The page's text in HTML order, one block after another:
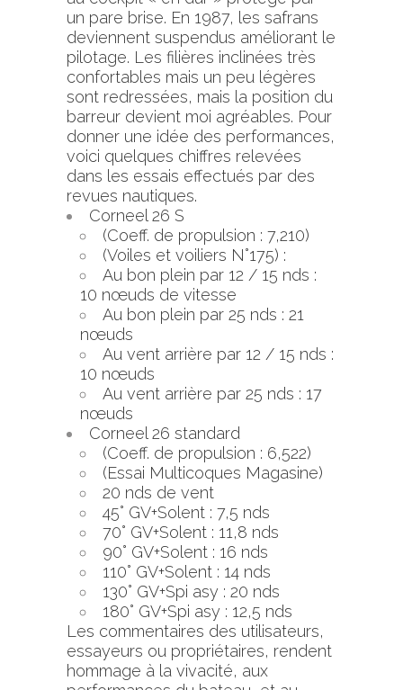
un pare brise. En 1987, les safrans
deviennent suspendus améliorant le
pilotage. Les filières inclinées très
confortables mais un peu légères
sont redressées, mais la position du
barreur devient moi agréables. Pour
donner une idée des performances,
voici quelques chiffres relevées
dans les essais effectués par des
revues nautiques.
Corneel 26 S
(Coeff. de propulsion : 7,210)
(Voiles et voiliers N°175) :
Au bon plein par 12 / 15 nds :
10 nœuds de vitesse
Au bon plein par 25 nds : 21
nœuds
Au vent arrière par 12 / 15 nds :
10 nœuds
Au vent arrière par 25 nds : 17
nœuds
Corneel 26 standard
(Coeff. de propulsion : 6,522)
(Essai Multicoques Magasine)
20 nds de vent
45° GV+Solent : 7,5 nds
70° GV+Solent : 11,8 nds
90° GV+Solent : 16 nds
110° GV+Solent : 14 nds
130° GV+Spi asy : 20 nds
180° GV+Spi asy : 12,5 nds
Les commentaires des utilisateurs,
essayeurs ou propriétaires, rendent
hommage à la vivacité, aux